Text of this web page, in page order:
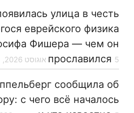
улица в честь
еврейского физика
Фишера — чем он
прославился 5 אוגוסט 2026, 20:53,
сообщила об
с чего всё началось